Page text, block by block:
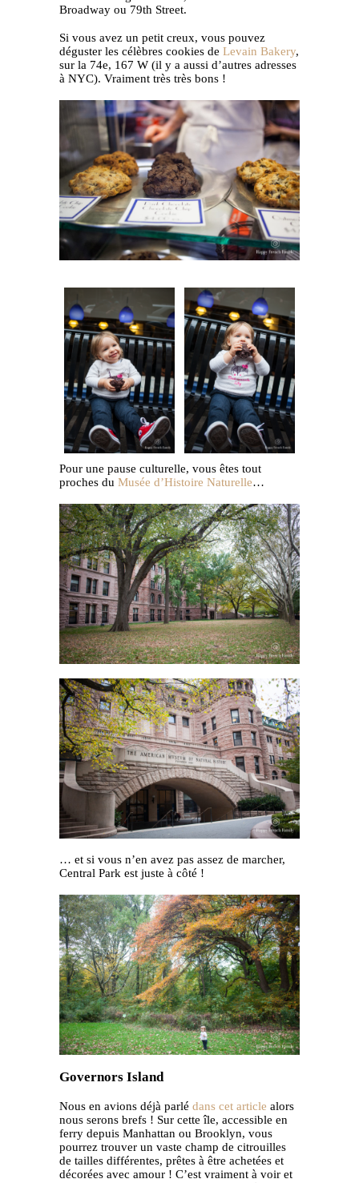
Broadway ou 79th Street.
Si vous avez un petit creux, vous pouvez
déguster les célèbres cookies de Levain Bakery,
sur la 74e, 167 W (il y a aussi d’autres adresses
à NYC). Vraiment très très bons !
Pour une pause culturelle, vous êtes tout
proches du Musée d’Histoire Naturelle…
… et si vous n’en avez pas assez de marcher,
Central Park est juste à côté !
Governors Island
Nous en avions déjà parlé dans cet article alors
nous serons brefs ! Sur cette île, accessible en
ferry depuis Manhattan ou Brooklyn, vous
pourrez trouver un vaste champ de citrouilles
de tailles différentes, prêtes à être achetées et
décorées avec amour ! C’est vraiment à voir et